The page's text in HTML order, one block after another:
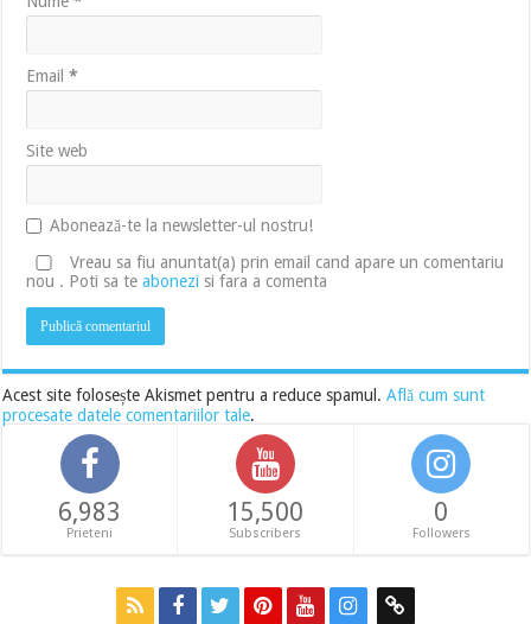
Email*
Site web
Abonează-te la newsletter-ul nostru!
Vreau sa fiu anuntat(a) prin email cand apare un comentariu
nou . Poti sa teabonezi si fara a comenta
Acest site folosește Akismet pentru a reduce spamul.Află cum sunt
procesate datele comentariilor tale.
6,983
Prieteni
15,500
Subscribers
0
Followers